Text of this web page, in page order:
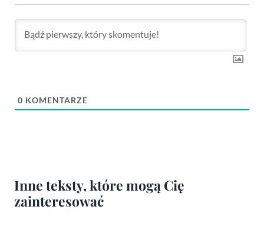
0 KOMENTARZE
Inne teksty, które mogą Cię
zainteresować